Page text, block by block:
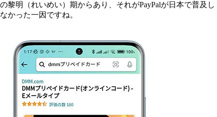
の黎明（れいめい）期からあり、それがPayPalが日本で普及し
なかった一因ですね。